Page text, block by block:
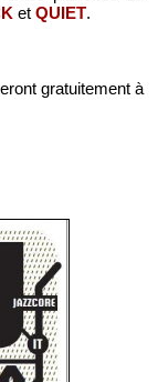
etQUIET.
gratuitement à